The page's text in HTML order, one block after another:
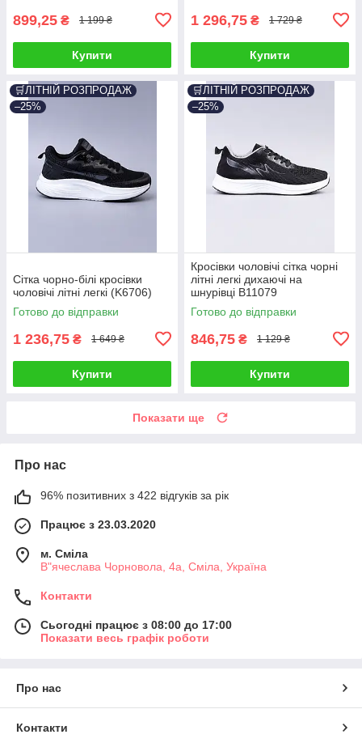
899,25 ₴ 1 199 ₴
Купити
1 296,75 ₴ 1 729 ₴
Купити
🛒ЛІТНІЙ РОЗПРОДАЖ
–25%
Сітка чорно-білі кросівки
чоловічі літні легкі (K6706)
Готово до відправки
1 236,75 ₴ 1 649 ₴
Купити
🛒ЛІТНІЙ РОЗПРОДАЖ
–25%
Кросівки чоловічі сітка чорні
літні легкі дихаючі на
шнурівці B11079
Готово до відправки
846,75 ₴ 1 129 ₴
Купити
Показати ще
Про нас
96% позитивних з 422 відгуків за рік
Працює з 23.03.2020
м. Сміла
В"ячеслава Чорновола, 4а, Сміла, Україна
Контакти
Сьогодні працює з 08:00 до 17:00
Показати весь графік роботи
Про нас
Контакти